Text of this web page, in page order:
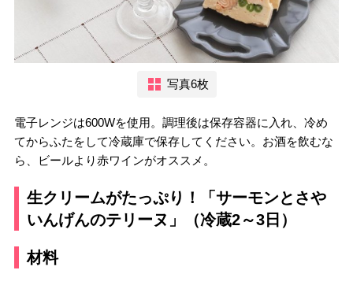
写真6枚
電子レンジは600Wを使用。調理後は保存容器に入れ、冷め
てからふたをして冷蔵庫で保存してください。お酒を飲むな
ら、ビールより赤ワインがオススメ。
生クリームがたっぷり！「サーモンとさや
いんげんのテリーヌ」（冷蔵2～3日）
材料